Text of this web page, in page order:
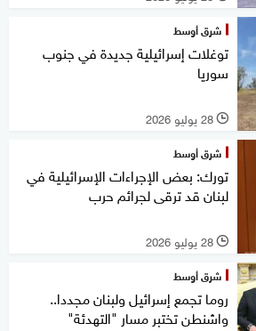
شرق أوسط
توغلات إسرائيلية جديدة في جنوب
سوريا
l 28 يوليو 2026
شرق أوسط
تورك: بعض الإجراءات الإسرائيلية في
لبنان قد ترقى لجرائم حرب
l 28 يوليو 2026
شرق أوسط
روما تجمع إسرائيل ولبنان مجددا..
واشنطن تختبر مسار "التهدئة"